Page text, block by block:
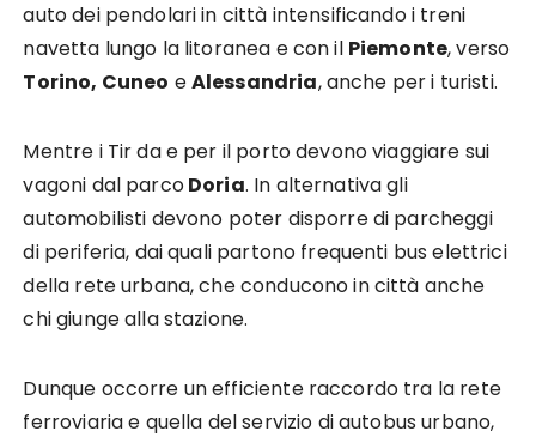
auto dei pendolari in città intensificando i treni
navetta lungo la litoranea e con il Piemonte, verso
Torino, Cuneo eAlessandria, anche per i turisti.
Mentre i Tir da e per il porto devono viaggiare sui
vagoni dal parcoDoria. In alternativa gli
automobilisti devono poter disporre di parcheggi
di periferia, dai quali partono frequenti bus elettrici
della rete urbana, che conducono in città anche
chi giunge alla stazione.
Dunque occorre un efficiente raccordo tra la rete
ferroviaria e quella del servizio di autobus urbano,